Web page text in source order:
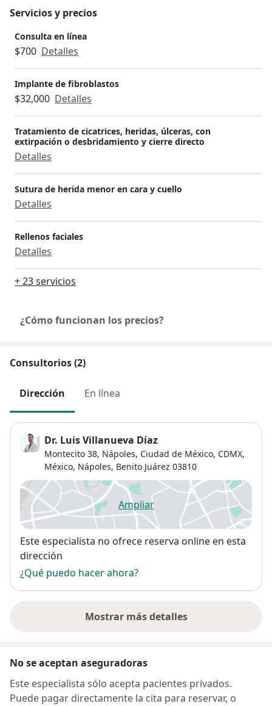
Servicios y precios
Consulta en línea
$700 Detalles
Implante de fibroblastos
$32,000 Detalles
Tratamiento de cicatrices, heridas, úlceras, con
extirpación o desbridamiento y cierre directo
Detalles
Sutura de herida menor en cara y cuello
Detalles
Rellenos faciales
Detalles
+ 23 servicios
¿Cómo funcionan los precios?
Consultorios (2)
Dirección En línea
Dr. Luis Villanueva Díaz
Montecito 38, Nápoles, Ciudad de México, CDMX,
México, Nápoles, Benito Juárez 03810
Ampliarse abre en una nueva
Disponibilidad
Este especialista no ofrece reserva online en esta
dirección
¿Qué puedo hacer ahora?
Mostrar más detalles
sobre la dirección
No se aceptan aseguradoras
Este especialista sólo acepta pacientes privados.
Puede pagar directamente la cita para reservar, o